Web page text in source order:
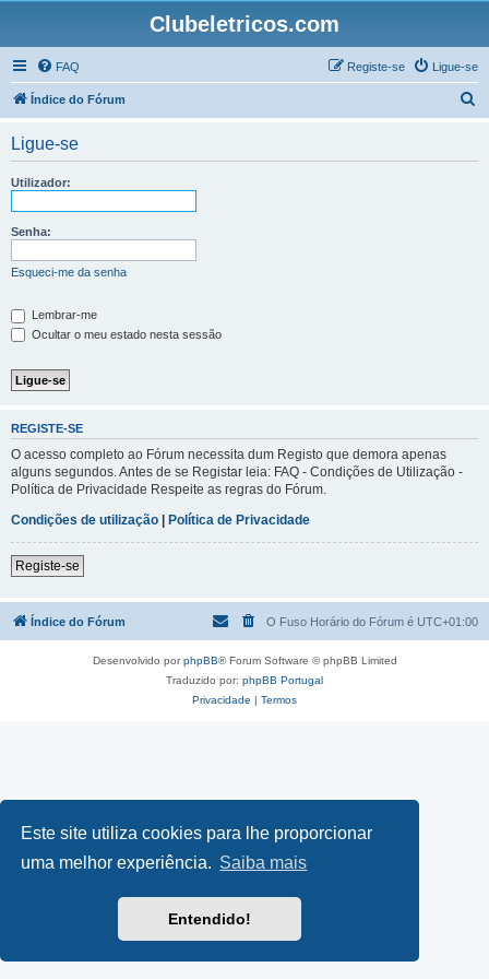
Este site utiliza cookies para lhe proporcionar
uma melhor experiência. Saiba mais
Entendido!
Clubeletricos.com
FAQ Ligue-se
Registe-se
Índice do Fórum
Ligue-se
Utilizador:
Senha:
Esqueci-me da senha
Lembrar-me
Ocultar o meu estado nesta sessão
REGISTE-SE
O acesso completo ao Fórum necessita dum Registo que demora apenas
alguns segundos. Antes de se Registar leia: FAQ - Condições de Utilização -
Política de Privacidade Respeite as regras do Fórum.
Condições de utilização | Política de Privacidade
Registe-se
Índice do Fórum O Fuso Horário do Fórum é UTC+01:00
Desenvolvido porphpBB® Forum Software © phpBB Limited
Traduzido por: phpBB Portugal
Privacidade | Termos